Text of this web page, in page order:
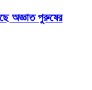
অজ্ঞাত পুরুষের